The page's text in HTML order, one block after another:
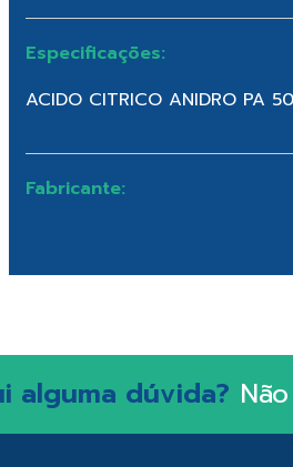
Especificações:
ACIDO CITRICO ANIDRO PA
Fabricante:
alguma dúvida?